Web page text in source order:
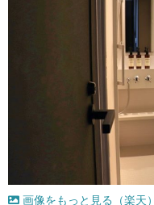
画像をもっと見る（楽天）